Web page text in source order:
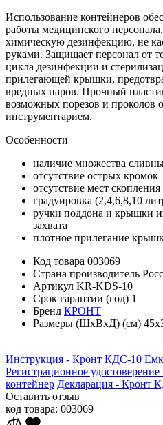
Использование контейнеров
работы медицинского
химическую дезинфекцию, не
руками. Защищает персонал от
цикла дезинфекции и
прилегающей крышки,
вредных паров. Прочный
возможных порезов и проколов
инструментарием.
Особенности
наличие множества
отсутствие острых кромок
отсутствие мест скопления
градуировка (2,4,6,8,10
ручки поддона и крышки
захвата
плотное прилегание
Код товара 003069
Страна производитель
Артикул KR-KDS-10
Срок гарантии (год) 1
Бренд КРОНТ
Размеры (ШхВхД) (см)
Инструкция - Кронт КДС-10
Регистрационное
контейнер Декларация - Кронт
Оставить отзыв
код товара: 003069